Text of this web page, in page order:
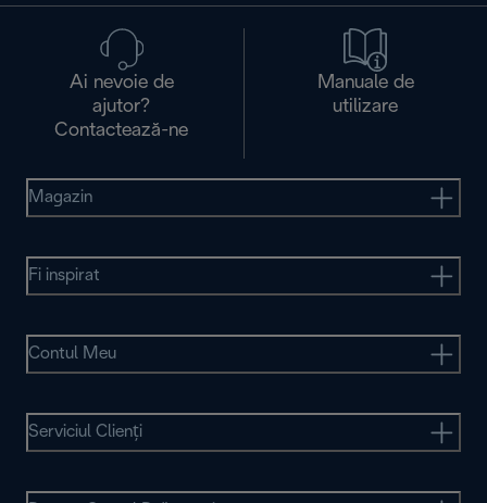
Ai nevoie de
ajutor?
Contactează-ne
Manuale de
utilizare
Magazin
Fi inspirat
Contul Meu
Serviciul Clienţi